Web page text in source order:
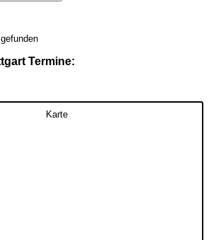
Termine: